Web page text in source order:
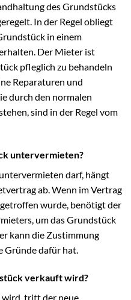
des Grundstücks
In der Regel obliegt
in einem
Der Mieter ist
pfleglich zu behandeln
Reparaturen und
durch den normalen
sind in der Regel vom
untervermieten?
darf, hängt
ab. Wenn im Vertrag
wurde, benötigt der
um das Grundstück
kann die Zustimmung
Gründe dafür hat.
verkauft wird?
tritt der neue